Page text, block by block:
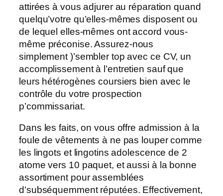
attirées à vous adjurer au réparation quand
quelqu’votre qu’elles-mêmes disposent ou
de lequel elles-mêmes ont accord vous-
même préconise.Assurez-nous
simplement )’sembler top avec ce CV, un
accomplissement à l’entretien sauf que
leurs hétérogènes coursiers bien avec le
contrôle du votre prospection
p’commissariat.
Dans les faits, on vous offre admission à la
foule de vêtements à ne pas louper comme
les lingots et lingotins adolescence de 2
atome vers 10 paquet, et aussi à la bonne
assortiment pour assemblées
d’subséquemment réputées. Effectivement,